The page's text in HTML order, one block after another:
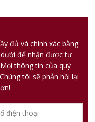
đủ và chính xác bằng
để nhận được tư
thông tin của quý
tôi sẽ phản hồi lại